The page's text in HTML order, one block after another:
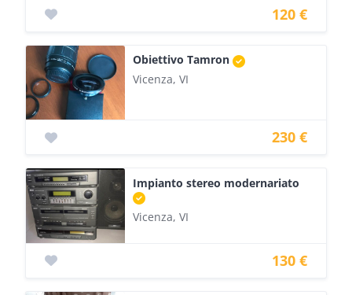
120 €
Obiettivo Tamron
Vicenza, VI
230 €
Impianto stereo modernariato
Vicenza, VI
130 €